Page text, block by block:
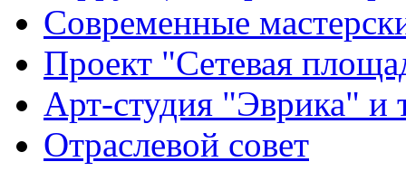
Современные
Проект "Сетевая
Арт-студия "Эврика" и
Отраслевой совет